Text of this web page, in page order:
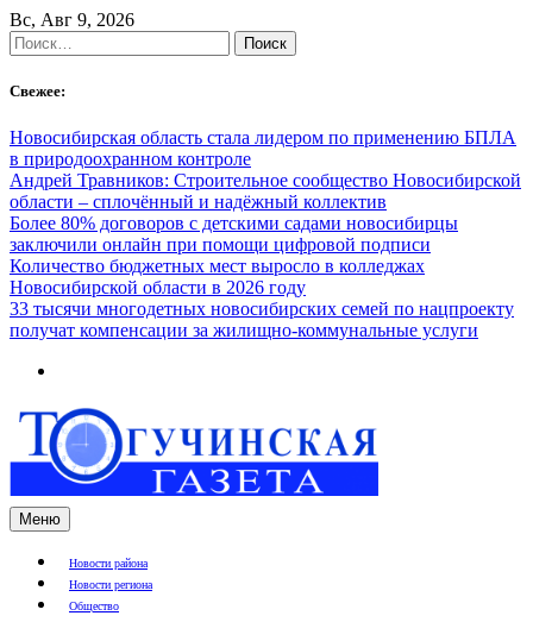
Skip
to
content
Вс, Авг 9, 2026
Найти:
Свежее:
Новосибирская область стала лидером по применению БПЛА
в природоохранном контроле
Андрей Травников: Строительное сообщество Новосибирской
области – сплочённый и надёжный коллектив
Более 80% договоров с детскими садами новосибирцы
заключили онлайн при помощи цифровой подписи
Количество бюджетных мест выросло в колледжах
Новосибирской области в 2026 году
33 тысячи многодетных новосибирских семей по нацпроекту
получат компенсации за жилищно-коммунальные услуги
Меню
Новости района
Новости региона
Общество